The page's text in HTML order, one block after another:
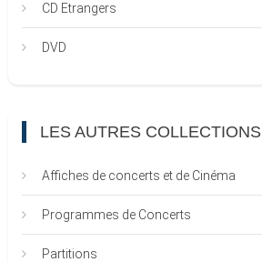
CD Etrangers
DVD
LES AUTRES COLLECTIONS
Affiches de concerts et de Cinéma
Programmes de Concerts
Partitions